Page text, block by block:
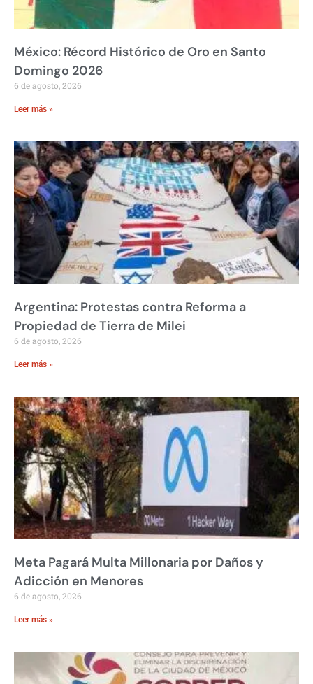
México: Récord Histórico de Oro en Santo
Domingo 2026
6 de agosto, 2026
Leer más »
Argentina: Protestas contra Reforma a
Propiedad de Tierra de Milei
6 de agosto, 2026
Leer más »
Meta Pagará Multa Millonaria por Daños y
Adicción en Menores
6 de agosto, 2026
Leer más »